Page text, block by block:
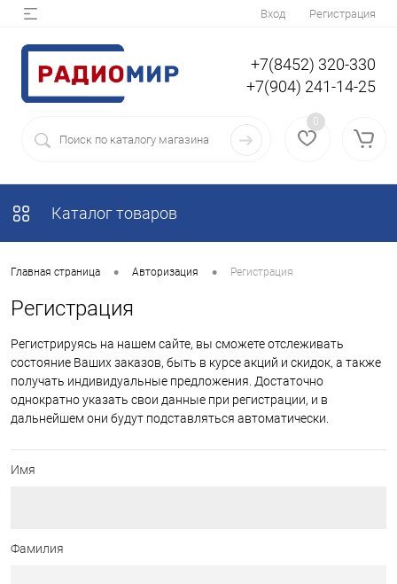
Вход Регистрация
+7(8452) 320-330
+7(904) 241-14-25
0
Каталог товаров
Главная страница • Авторизация • Регистрация
Регистрация
Регистрируясь на нашем сайте, вы сможете отслеживать
состояние Ваших заказов, быть в курсе акций и скидок, а также
получать индивидуальные предложения. Достаточно
однократно указать свои данные при регистрации, и в
дальнейшем они будут подставляться автоматически.
Имя
Фамилия